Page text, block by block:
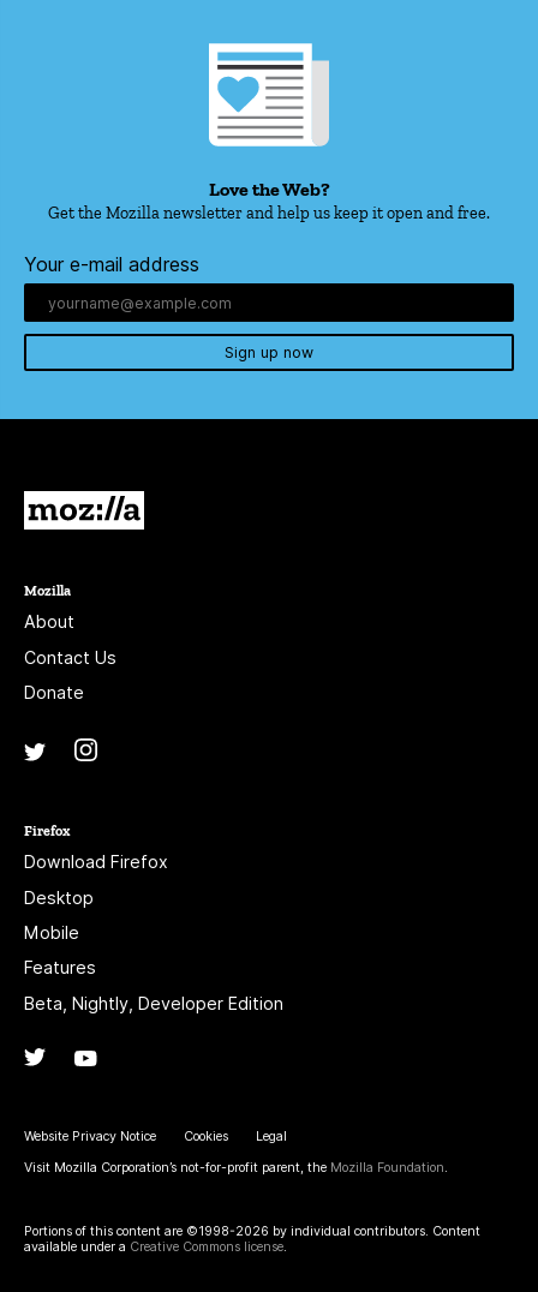
Love the Web?
Get the Mozilla newsletter and help us keep it open and free.
Your e-mail address
Sign up now
Mozilla
About
Contact Us
Donate
Twitter
Firefox
Download Firefox
Desktop
Mobile
Features
Beta, Nightly, Developer Edition
Twitter
Website Privacy Notice Cookies Legal
Visit Mozilla Corporation’s not-for-profit parent, the Mozilla Foundation.
Portions of this content are ©1998-2026 by individual contributors. Content
available under a Creative Commons license.